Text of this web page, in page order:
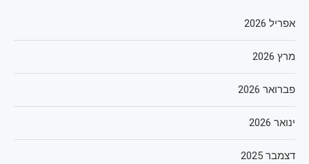
אפריל 2026
מרץ 2026
פברואר 2026
ינואר 2026
דצמבר 2025